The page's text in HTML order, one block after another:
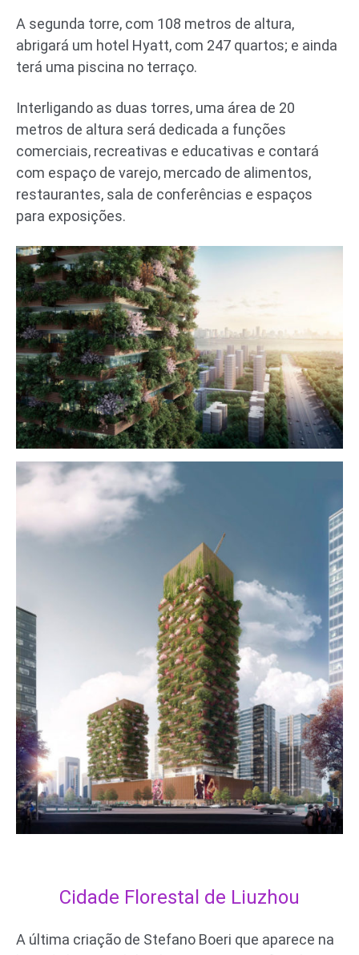
A segunda torre, com 108 metros de altura,
abrigará um hotel Hyatt, com 247 quartos; e ainda
terá uma piscina no terraço.
Interligando as duas torres, uma área de 20
metros de altura será dedicada a funções
comerciais, recreativas e educativas e contará
com espaço de varejo, mercado de alimentos,
restaurantes, sala de conferências e espaços
para exposições.
Cidade Florestal de Liuzhou
A última criação de Stefano Boeri que aparece na